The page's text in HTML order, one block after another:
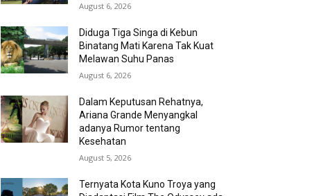
August 6, 2026
Diduga Tiga Singa di Kebun
Binatang Mati Karena Tak Kuat
Melawan Suhu Panas
August 6, 2026
Dalam Keputusan Rehatnya,
Ariana Grande Menyangkal
adanya Rumor tentang
Kesehatan
August 5, 2026
Ternyata Kota Kuno Troya yang